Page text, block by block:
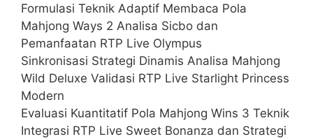
Formulasi Teknik Adaptif Membaca Pola
Mahjong Ways 2 Analisa Sicbo dan
Pemanfaatan RTP Live Olympus
Sinkronisasi Strategi Dinamis Analisa Mahjong
Wild Deluxe Validasi RTP Live Starlight Princess
Modern
Evaluasi Kuantitatif Pola Mahjong Wins 3 Teknik
Integrasi RTP Live Sweet Bonanza dan Strategi